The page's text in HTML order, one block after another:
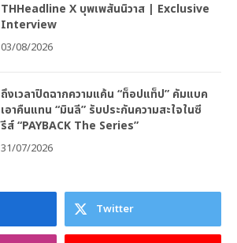
THHeadline X บุพเพสันนิวาส | Exclusive
Interview
03/08/2026
ถึงเวลาปิดฉากความแค้น “ท็อปแท็ป” คัมแบค
เอาคืนแทน “มินลี” รับประกันความสะใจในซี
รีส์ “PAYBACK The Series”
31/07/2026
Twitter